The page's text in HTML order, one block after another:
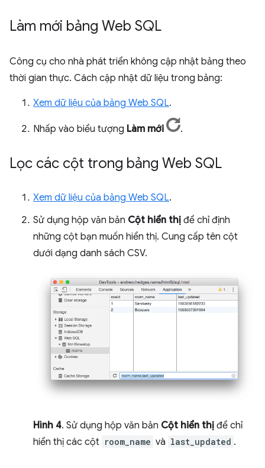
Làm mới bảng Web SQL
Công cụ cho nhà phát triển không cập nhật bảng theo
thời gian thực. Cách cập nhật dữ liệu trong bảng:
Xem dữ liệu của bảng Web SQL.
Nhấp vào biểu tượng Làm mới .
Lọc các cột trong bảng Web SQL
Xem dữ liệu của bảng Web SQL.
Sử dụng hộp văn bản Cột hiển thị để chỉ định
những cột bạn muốn hiển thị. Cung cấp tên cột
dưới dạng danh sách CSV.
Hình 4. Sử dụng hộp văn bản Cột hiển thị để chỉ
hiển thị các cột room_name và last_updated .